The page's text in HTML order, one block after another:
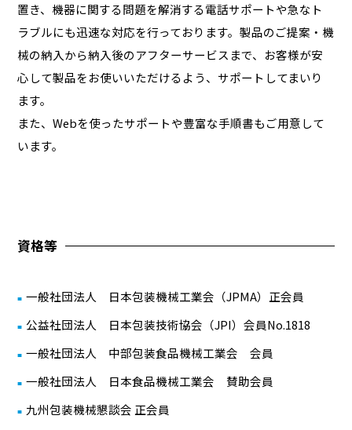
置き、機器に関する問題を解消する電話サポートや急なト
ラブルにも迅速な対応を行っております。製品のご提案・機
械の納入から納入後のアフターサービスまで、お客様が安
心して製品をお使いいただけるよう、サポートしてまいり
ます。
また、Webを使ったサポートや豊富な手順書もご用意して
います。
資格等
一般社団法人 日本包装機械工業会（JPMA）正会員
公益社団法人 日本包装技術協会（JPI）会員No.1818
一般社団法人 中部包装食品機械工業会 会員
一般社団法人 日本食品機械工業会 賛助会員
九州包装機械懇談会 正会員